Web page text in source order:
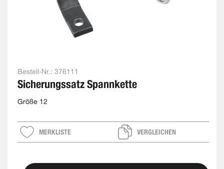
Bestell-Nr.: 376111
Sicherungssatz Spannkette
Größe 12
MERKLISTE VERGLEICHEN